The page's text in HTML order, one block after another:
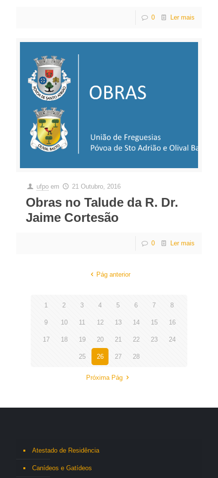
0 Ler mais
ufpo em 21 Outubro, 2016
Obras no Talude da R. Dr.
Jaime Cortesão
0 Ler mais
Pág anterior
1 2 3 4 5 6 7 8
9 10 11 12 13 14 15 16
17 18 19 20 21 22 23 24
25 26 27 28
Próxima Pág
Atestado de Residência
Canídeos e Gatídeos